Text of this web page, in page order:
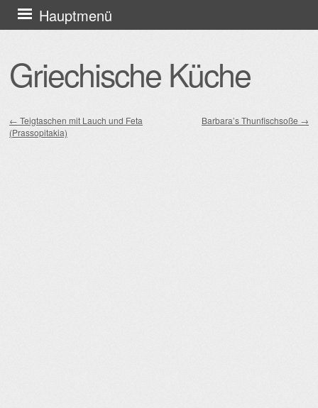
Griechische Küche
Hauptmenü
Zum
Inhalt
Beitragsnavigation
← Teigtaschen mit Lauch und Feta
(Prassopitakia)
Barbara’s Thunfischsoße →